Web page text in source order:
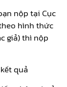
nộp tại Cục
hình thức
giả) thì nộp
quả